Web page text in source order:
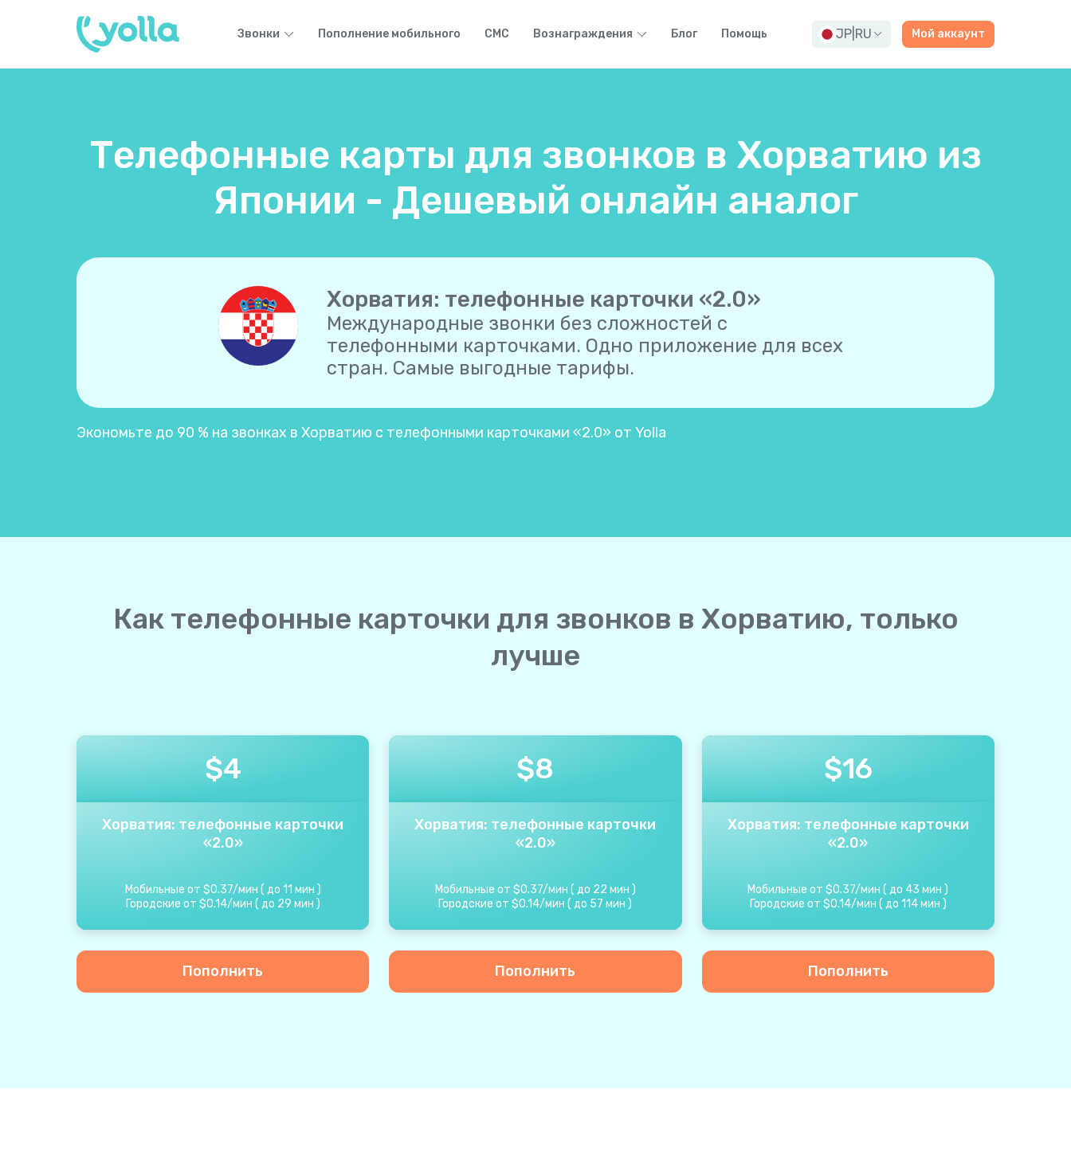
Звонки Пополнение мобильного СМС Вознаграждения Блог Помощь JP RU Мой аккаунт
Телефонные карты для звонков в Хорватию из
Японии - Дешевый онлайн аналог
Хорватия: телефонные карточки «2.0»
Международные звонки без сложностей с
телефонными карточками. Одно приложение для всех
стран. Самые выгодные тарифы.
Экономьте до 90 % на звонках в Хорватию с телефонными карточками «2.0» от Yolla
Как телефонные карточки для звонков в Хорватию, только
лучше
$4
Хорватия: телефонные карточки
«2.0»
Мобильные от $0.37/мин ( до 11 мин )
Городские от $0.14/мин ( до 29 мин )
Пополнить
$8
Хорватия: телефонные карточки
«2.0»
Мобильные от $0.37/мин ( до 22 мин )
Городские от $0.14/мин (до 57 мин )
Пополнить
$16
Хорватия: телефонные карточки
«2.0»
Мобильные от $0.37/мин (до 43 мин )
Городские от $0.14/мин ( до 114мин )
Пополнить